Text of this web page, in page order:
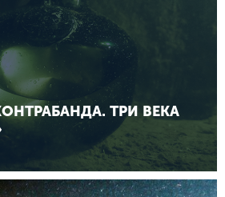
ТРИ ВЕКА